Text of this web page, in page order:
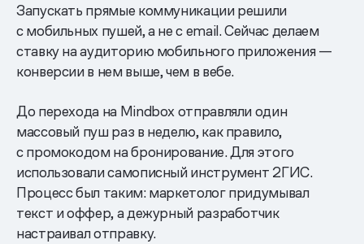
Запускать прямые коммуникации решили
с мобильных пушей, а не с email. Сейчас делаем
ставку на аудиторию мобильного приложения —
конверсии в нем выше, чем в вебе.
До перехода на Mindbox отправляли один
массовый пуш раз в неделю, как правило,
с промокодом на бронирование. Для этого
использовали самописный инструмент 2ГИС.
Процесс был таким: маркетолог придумывал
текст и оффер, а дежурный разработчик
настраивал отправку.